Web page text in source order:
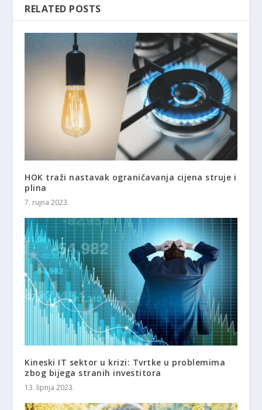
RELATED POSTS
HOK traži nastavak ograničavanja cijena struje i
plina
7. rujna 2023.
Kineski IT sektor u krizi: Tvrtke u problemima
zbog bijega stranih investitora
13. lipnja 2023.